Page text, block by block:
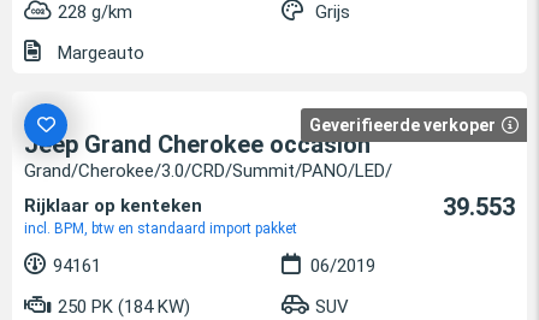
228 g/km
Grijs
Margeauto
Geverifieerde verkoper
Jeep Grand Cherokee occasion
Grand/Cherokee/3.0/CRD/Summit/PANO/LED/
Rijklaar op kenteken
incl. BPM, btw en standaard import pakket
39.553
94161
06/2019
250 PK (184 KW)
SUV